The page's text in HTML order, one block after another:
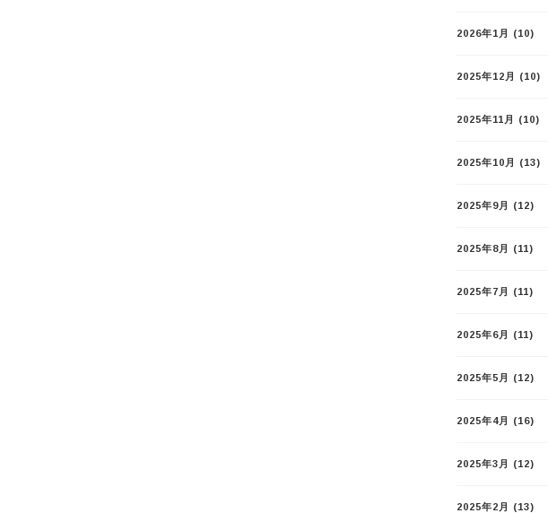
2026年1月 (10)
2025年12月 (10)
2025年11月 (10)
2025年10月 (13)
2025年9月 (12)
2025年8月 (11)
2025年7月 (11)
2025年6月 (11)
2025年5月 (12)
2025年4月 (16)
2025年3月 (12)
2025年2月 (13)